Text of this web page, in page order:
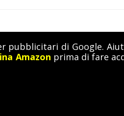
pubblicitari di Google.
Amazon prima di fare